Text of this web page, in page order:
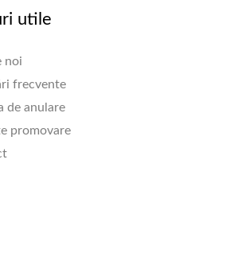
utile
noi
frecvente
de anulare
promovare